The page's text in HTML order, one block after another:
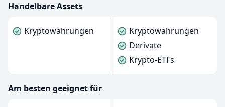
Handelbare Assets
Kryptowährungen
Kryptowährungen
Derivate
Krypto-ETFs
Am besten geeignet für